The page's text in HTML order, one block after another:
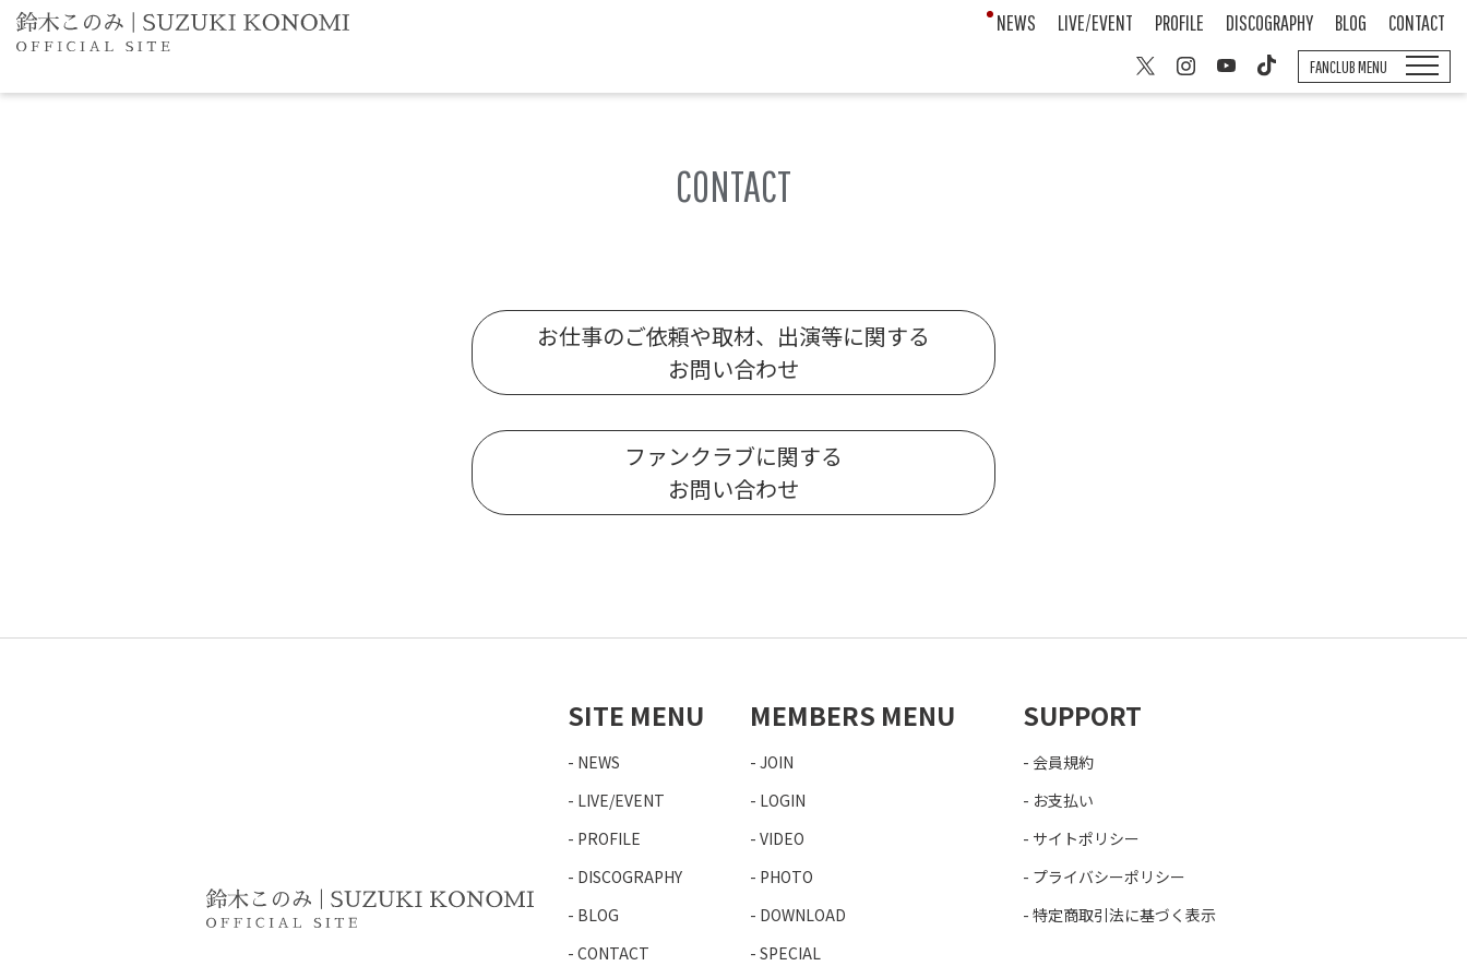
NEWS LIVE/EVENT PROFILE DISCOGRAPHY BLOG CONTACT
FANCLUB MENU
CONTACT
お仕事のご依頼や取材、出演等に関する
お問い合わせ
ファンクラブに関する
お問い合わせ
SITE MENU
NEWS
LIVE/EVENT
PROFILE
DISCOGRAPHY
BLOG
CONTACT
MEMBERS MENU
JOIN
LOGIN
VIDEO
PHOTO
DOWNLOAD
SPECIAL
SUPPORT
会員規約
お支払い
サイトポリシー
プライバシーポリシー
特定商取引法に基づく表示